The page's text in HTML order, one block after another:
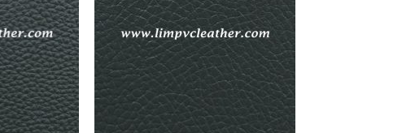
Add to
Wishlist
Add to
Wishlist